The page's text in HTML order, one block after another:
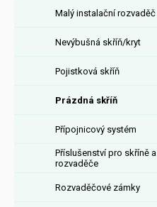
Malý instalační rozvaděč
Nevýbušná skříň/kryt
Pojistková skříň
Prázdná skříň
Přípojnicový systém
Příslušenství pro skříně a
rozvaděče
Rozvaděčové zámky